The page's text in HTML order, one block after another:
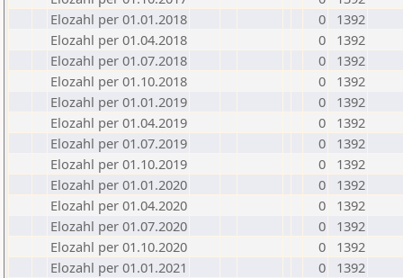
Elozahl per 01.01.2018
0
1392
Elozahl per 01.04.2018
0
1392
Elozahl per 01.07.2018
0
1392
Elozahl per 01.10.2018
0
1392
Elozahl per 01.01.2019
0
1392
Elozahl per 01.04.2019
0
1392
Elozahl per 01.07.2019
0
1392
Elozahl per 01.10.2019
0
1392
Elozahl per 01.01.2020
0
1392
Elozahl per 01.04.2020
0
1392
Elozahl per 01.07.2020
0
1392
Elozahl per 01.10.2020
0
1392
Elozahl per 01.01.2021
0
1392